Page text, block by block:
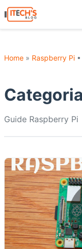
Home » Raspberry Pi •
Guide Raspberry Pi